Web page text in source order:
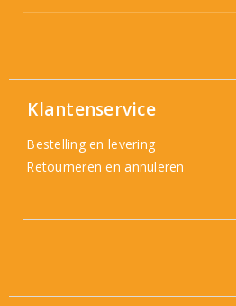
Klantenservice
Bestelling en levering
Retourneren en annuleren